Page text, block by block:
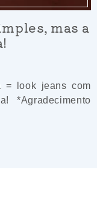
mas a
= look jeans com
*Agradecimento